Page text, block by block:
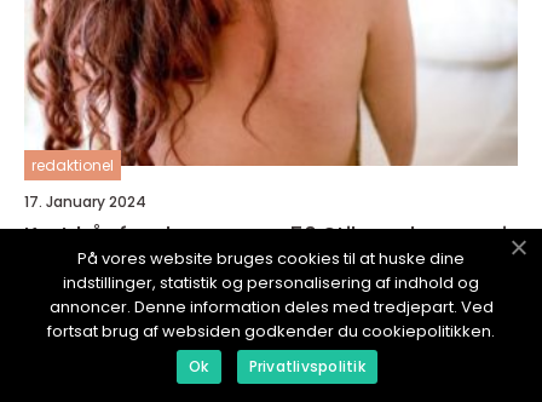
redaktionel
17. January 2024
Kort hår for damer over 50 Stil og eleganse i
alle aldre
På vores website bruges cookies til at huske dine
indstillinger, statistik og personalisering af indhold og
annoncer. Denne information deles med tredjepart. Ved
fortsat brug af websiden godkender du cookiepolitikken.
Ok Privatlivspolitik